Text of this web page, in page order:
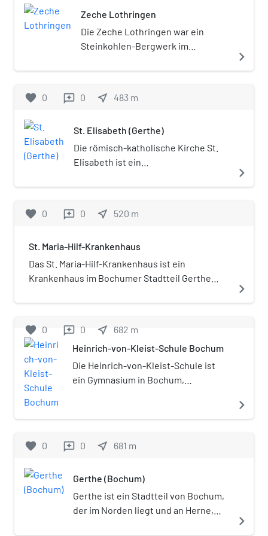
Kinder ab dem 4. Schuljahr geeignet.
Zeche Lothringen
Die Zeche Lothringen war ein
Steinkohlen-Bergwerk im
navigate_next
favorite 0 reviews 0 near_me 483 m
St. Elisabeth (Gerthe)
Die römisch-katholische Kirche St.
Elisabeth ist ein
Kirchengebäude in Gerthe, einem
Westfalen.
navigate_next
favorite 0 reviews 0 near_me 520 m
St. Maria-Hilf-Krankenhaus
Das St. Maria-Hilf-Krankenhaus ist ein
Krankenhaus im Bochumer Stadtteil Gerthe
(KKB). Schwerpunkte sind die Behandlung von
pflegenden Angehörigen. Im Jahr 2018 wurden
rd. 8.093 Patienten ambulant behandelt.
Beschäftigt werden über 60 Mitarbeiter
navigate_next
favorite 0 reviews 0 near_me 682 m
Heinrich-von-Kleist-Schule Bochum
Die Heinrich-von-Kleist-Schule ist
ein Gymnasium in Bochum,
werden 850 Schüler von 50 Lehrern
Das Heinrich-von-Kleist-Gymnasium
Bochum.
navigate_next
favorite 0 reviews 0 near_me 681 m
Gerthe (Bochum)
Gerthe ist ein Stadtteil von Bochum,
der im Norden liegt und an Herne,
navigate_next